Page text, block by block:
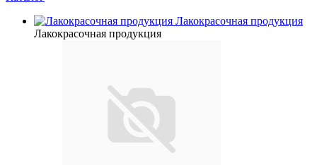
Лакокрасочная продукция
Лакокрасочная продукция